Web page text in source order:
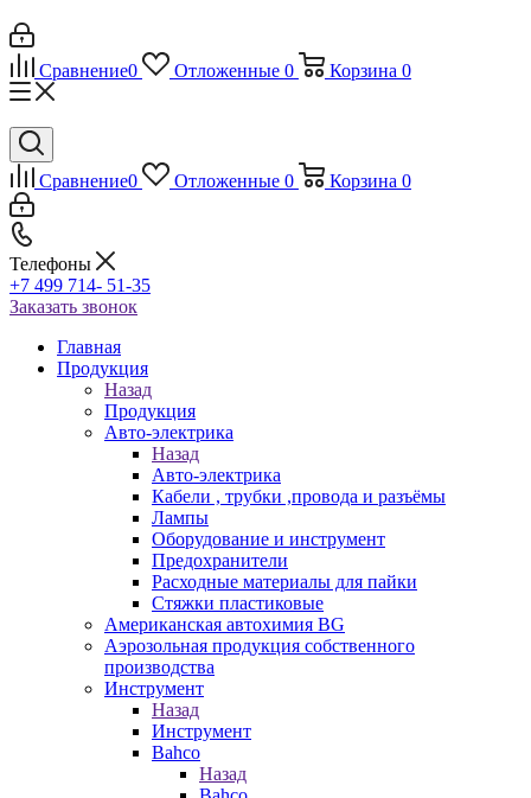
Сравнение0 Отложенные 0 Корзина 0
Сравнение0 Отложенные 0 Корзина 0
Телефоны
+7 499 714- 51-35
Заказать звонок
Главная
Продукция
Назад
Продукция
Авто-электрика
Назад
Авто-электрика
Кабели , трубки ,провода и разъёмы
Лампы
Оборудование и инструмент
Предохранители
Расходные материалы для пайки
Стяжки пластиковые
Американская автохимия BG
Аэрозольная продукция собственного
производства
Инструмент
Назад
Инструмент
Bahco
Назад